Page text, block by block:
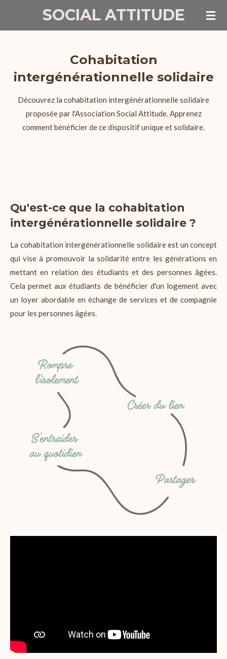
SOCIAL ATTITUDE
Cohabitation
intergénérationnelle solidaire
Découvrez la cohabitation intergénérationnelle solidaire
proposée par l'Association Social Attitude. Apprenez
comment bénéficier de ce dispositif unique et solidaire.
Qu'est-ce que la cohabitation
intergénérationnelle solidaire ?
La cohabitation intergénérationnelle solidaire est un concept
qui vise à promouvoir la solidarité entre les générations en
mettant en relation des étudiants et des personnes âgées.
Cela permet aux étudiants de bénéficier d'un logement avec
un loyer abordable en échange de services et de compagnie
pour les personnes âgées.